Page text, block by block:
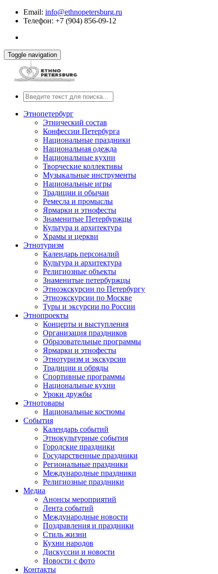
Email: info@ethnopetersburg.ru
Телефон: +7 (904) 856-09-12
Toggle navigation
Этнопетербург
Этнический состав
Конфессии Петербурга
Национальные праздники
Национальная одежда
Национальные кухни
Творческие коллективы
Музыкальные инструменты
Национальные игры
Традиции и обычаи
Ремесла и промыслы
Ярмарки и этнофесты
Знаменитые Петербуржцы
Культура и архитектура
Храмы и церкви
Этнотуризм
Календарь персоналий
Культура и архитектура
Религиозные объекты
Знаменитые петербуржцы
Этноэкскурсии по Петербургу
Этноэкскурсии по Москве
Туры и эксурсии по России
Этнопроекты
Концерты и выступления
Организация праздников
Образовательные программы
Ярмарки и этнофесты
Этнотуризм и экскурсии
Традиции и обряды
Спортивные программы
Национальные кухни
Уроки дружбы
Этнотовары
Национальные костюмы
События
Календарь событий
Этнокультурные события
Городские праздники
Государственные праздники
Региональные праздники
Международные праздники
Религиозные праздники
Медиа
Анонсы мероприятий
Лента событий
Международные новости
Поздравления и праздники
Cтиль жизни
Кухни народов
Дискуссии и новости
Новости с фото
Контакты